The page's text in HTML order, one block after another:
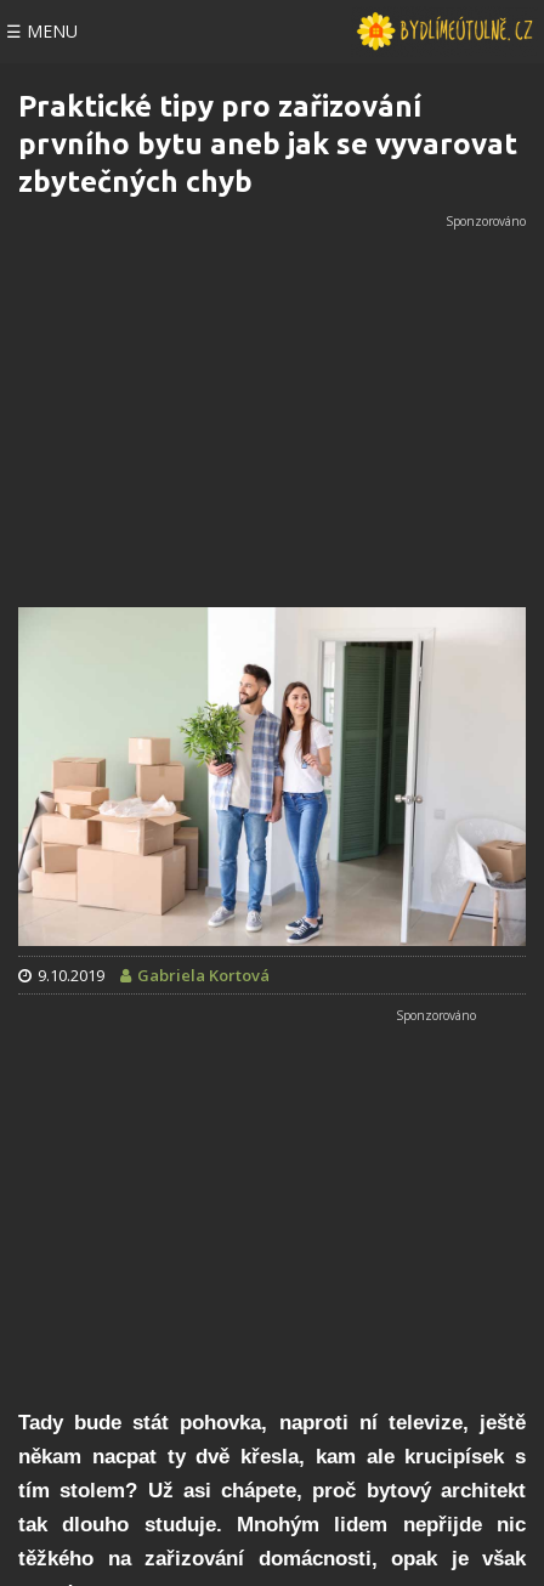
☰ MENU
Praktické tipy pro zařizování
prvního bytu aneb jak se vyvarovat
zbytečných chyb
9.10.2019 Gabriela Kortová
Tady bude stát pohovka, naproti ní televize, ještě
někam nacpat ty dvě křesla, kam ale krucipísek s
tím stolem? Už asi chápete, proč bytový architekt
tak dlouho studuje. Mnohým lidem nepřijde nic
těžkého na zařizování domácnosti, opak je však